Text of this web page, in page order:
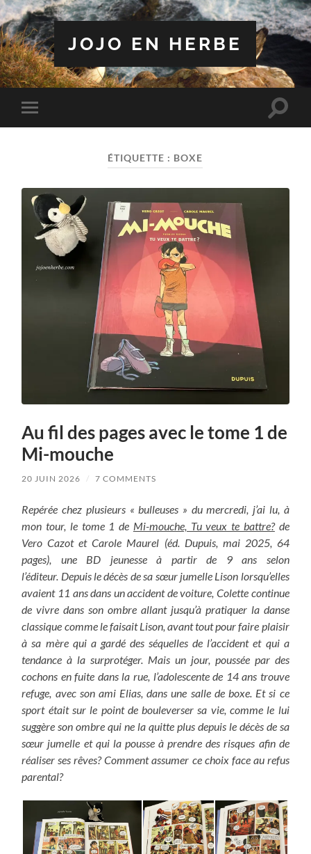
JOJO EN HERBE
Toggle
mobile
Toggle
ÉTIQUETTE : BOXE
Au fil des pages avec le tome 1 de
Mi-mouche
20 JUIN 2026 / 7 COMMENTS
Repérée chez plusieurs « bulleuses » du mercredi, j’ai lu, à
mon tour, le tome 1 de Mi-mouche, Tu veux te battre?de
Vero Cazot et Carole Maurel (éd. Dupuis, mai 2025, 64
pages), une BD jeunesse à partir de 9 ans selon
l’éditeur. Depuis le décès de sa sœur jumelle Lison lorsqu’elles
avaient 11 ans dans un accident de voiture, Colette continue
de vivre dans son ombre allant jusqu’à pratiquer la danse
classique comme le faisait Lison, avant tout pour faire plaisir
à sa mère qui a gardé des séquelles de l’accident et qui a
tendance à la surprotéger. Mais un jour, poussée par des
cochons en fuite dans la rue, l’adolescente de 14 ans trouve
refuge, avec son ami Elias, dans une salle de boxe. Et si ce
sport était sur le point de bouleverser sa vie, comme le lui
suggère son ombre qui ne la quitte plus depuis le décès de sa
sœur jumelle et qui la pousse à prendre des risques afin de
réaliser ses rêves? Comment assumer ce choix face au refus
parental?